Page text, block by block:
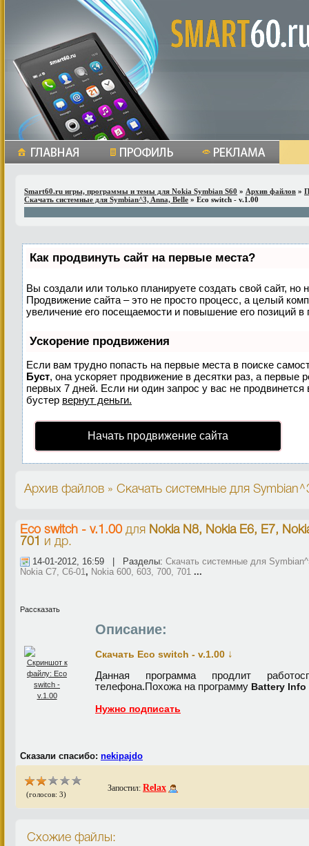
Smart60.ru игры, программы и темы для Nokia Symbian S60 » Архив файлов »
Скачать системные для Symbian^3, Anna, Belle » Eco switch - v.1.00
Как продвинуть сайт на первые места?
Вы создали или только планируете создать свой сайт, но
Продвижение сайта – это не просто процесс, а целый
увеличение его посещаемости и повышение его позиций в
Ускорение продвижения
Если вам трудно попасть на первые места в поиске
Буст, она ускоряет продвижение в десятки раз, а первые
первых 7 дней. Если ни один запрос у вас не
бустер вернут деньги.
Начать продвижение сайта
Архив файлов » Скачать системные для
Eco switch - v.1.00 для Nokia N8, Nokia E6, E7,
701
и др.
14-01-2012, 16:59 | Разделы: Скачать системные для
Nokia C7, C6-01, Nokia 600, 603, 700, 701 ...
Рассказать
Описание:
Скачать Eco switch - v.1.00 ↓
Данная программа продлит
телефона.Похожа на программу Battery Info
Нужно подписать
Сказали спасибо: nekipajdo
(голосов: 3)
Запостил: Relax
Схожие файлы: